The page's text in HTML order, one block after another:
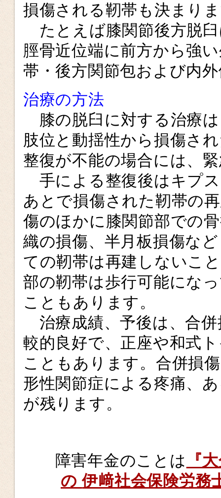
損傷される靭帯も決まり
たとえば膝関節後方脱
脛骨近位端に前方から強
帯・後方関節包および内
治療の方法
膝の脱臼に対する治療
肢位と動揺性から損傷さ
整復が不能の場合には、
手による整復後はキプ
あとで損傷された靭帯の
傷のほかに膝関節部での
織の損傷、半月板損傷な
ての靭帯は再建しないこ
部の靭帯は歩行可能にな
こともあります。
治療成績、予後は、合
較的良好で、正座や和式
こともあります。合併損
形性関節症による疼痛、
が残ります。
障害年金のことは
『
の伊﨑社会保険労務